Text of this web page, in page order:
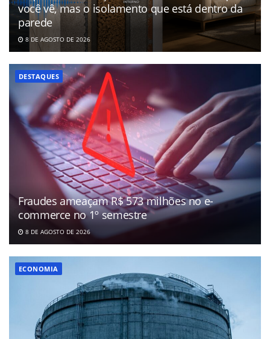
você vê, mas o isolamento que está dentro da
parede
8 DE AGOSTO DE 2026
DESTAQUES
Fraudes ameaçam R$ 573 milhões no e-
commerce no 1º semestre
8 DE AGOSTO DE 2026
ECONOMIA